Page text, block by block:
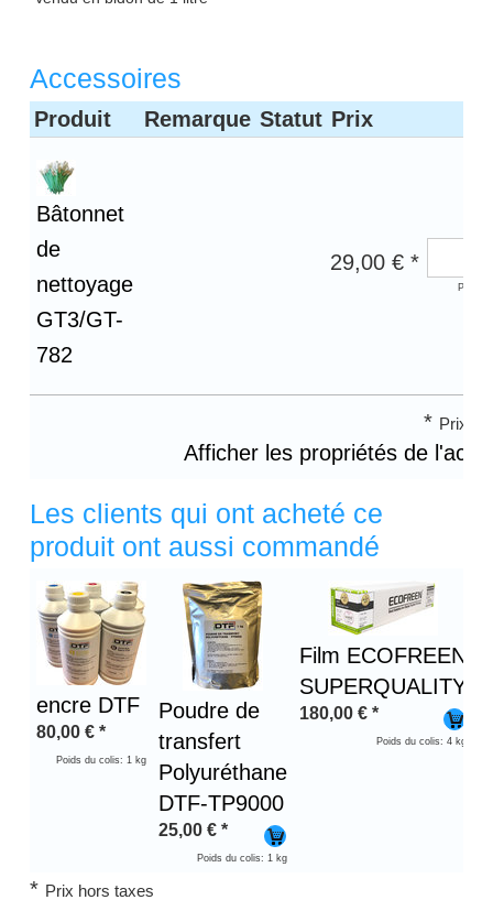
Accessoires
Produit Remarque Statut Prix
Bâtonnet
de
nettoyage
GT3/GT-
782
29,00 € *
Poids
* Prix
Afficher les propriétés de
Les clients qui ont acheté ce
produit ont aussi commandé
encre DTF
80,00 € *
Poids du colis: 1 kg
Poudre de
transfert
Polyuréthane
DTF-TP9000
25,00 € *
Poids du colis: 1 kg
Film ECOFREEN
SUPERQUALITY
180,00 € *
Poids du colis: 4 kg
* Prix hors taxes